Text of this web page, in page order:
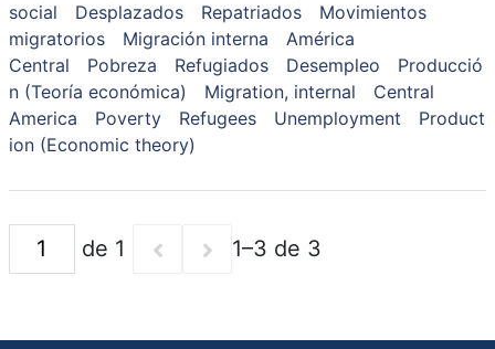
social
Desplazados Repatriados
Movimientos
migratorios
Migración interna
América
Central
Pobreza Refugiados Desempleo
Producció
n (Teoría económica)
Migration, internal
Central
America
Poverty Refugees Unemployment
Product
ion (Economic theory)
de 1 1–3 de 3